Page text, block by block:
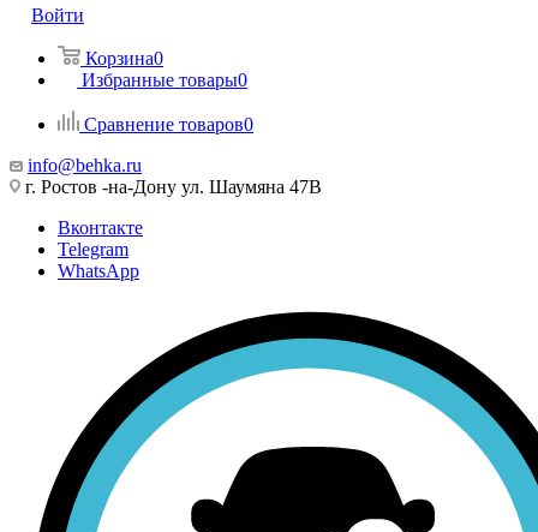
Войти
Корзина0
Избранные товары0
Сравнение товаров0
info@behka.ru
г. Ростов -на-Дону ул. Шаумяна 47В
Вконтакте
Telegram
WhatsApp